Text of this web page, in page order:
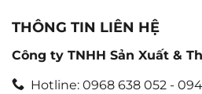
THÔNG TIN LIÊN HỆ
Công ty TNHH Sản Xuất &
Hotline: 0968 638 052 -